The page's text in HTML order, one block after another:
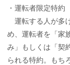
・運転者限定特約
運転する人が多
め、運転者を「家
み」もしくは「契
られる特約。もち